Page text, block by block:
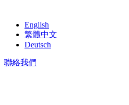
English
繁體中文
Deutsch
聯絡我們